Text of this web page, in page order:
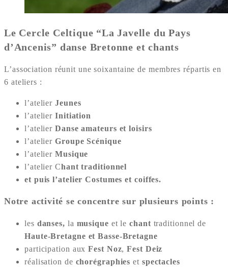
Le Cercle Celtique “La Javelle du Pays
d’Ancenis” danse Bretonne et chants
L’association réunit une soixantaine de membres répartis en
6 ateliers :
l’atelier Jeunes
l’atelier Initiation
l’atelier Danse amateurs et loisirs
l’atelier Groupe Scénique
l’atelier Musique
l’atelier Chant traditionnel
et puis l’atelier Costumes et coiffes.
Notre activité se concentre sur plusieurs points :
les danses, la musique et lechant traditionnel de
Haute-Bretagne et Basse-Bretagne
participation auxFest Noz,Fest Deiz
réalisation de chorégraphies et spectacles